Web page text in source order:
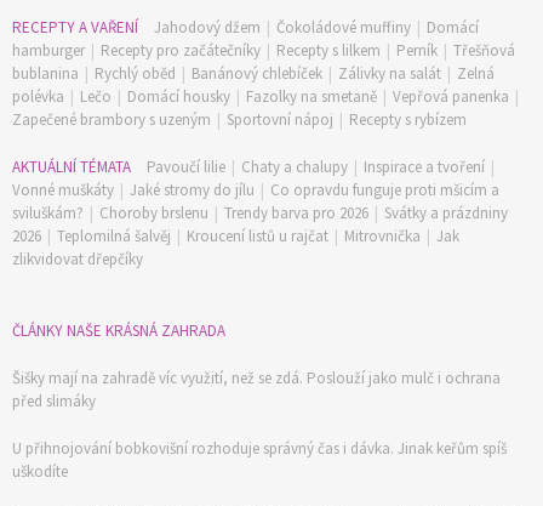
65 Kč
Objednat >
Naše krásná zahrada Speciál
RECEPTY A VAŘENÍ Jahodový džem | Čokoládové muffiny | Domácí
hamburger | Recepty pro začátečníky | Recepty s lilkem | Perník | Třešňová
bublanina | Rychlý oběd | Banánový chlebíček | Zálivky na salát | Zelná
polévka | Lečo | Domácí housky | Fazolky na smetaně | Vepřová panenka |
Zapečené brambory s uzeným | Sportovní nápoj | Recepty s rybízem
AKTUÁLNÍ TÉMATA Pavoučí lilie | Chaty a chalupy | Inspirace a tvoření |
Vonné muškáty | Jaké stromy do jílu | Co opravdu funguje proti mšicím a
sviluškám? | Choroby brslenu | Trendy barva pro 2026 | Svátky a prázdniny
2026 | Teplomilná šalvěj | Kroucení listů u rajčat | Mitrovnička | Jak
zlikvidovat dřepčíky
ČLÁNKY NAŠE KRÁSNÁ ZAHRADA
Šišky mají na zahradě víc využití, než se zdá. Poslouží jako mulč i ochrana
před slimáky
U přihnojování bobkovišní rozhoduje správný čas i dávka. Jinak keřům spíš
uškodíte